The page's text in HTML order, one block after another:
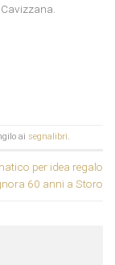
ai segnalibri.
per idea regalo
60 anni a Storo